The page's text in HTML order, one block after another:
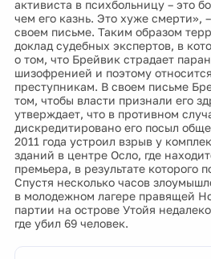
активиста в психбольницу – это
чем его казнь. Это хуже смерти»,
своем письме. Таким образом
доклад судебных экспертов, в
о том, что Брейвик страдает
шизофренией и поэтому
преступникам. В своем письме
том, чтобы власти признали его
утверждает, что в противном
дискредитировано его посыл
2011 года устроил взрыв у
зданий в центре Осло, где
премьера, в результате которого
Спустя несколько часов
в молодежном лагере правящей
партии на острове Утойя
где убил 69 человек.